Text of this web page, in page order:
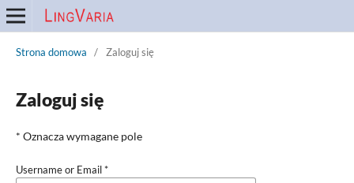
Strona domowa / Zaloguj się
Zaloguj się
* Oznacza wymagane pole
Username or Email*